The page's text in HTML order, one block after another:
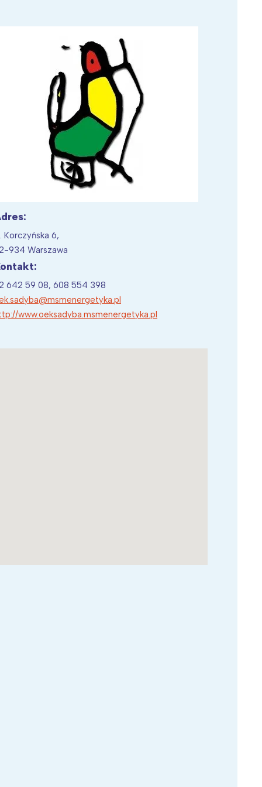
Wiewiórka na kwitnącym polu
Korczyńska 6,
934 Warszawa
642 59 08, 608 554 398
www.oeksadyba.msmenergetyka.pl